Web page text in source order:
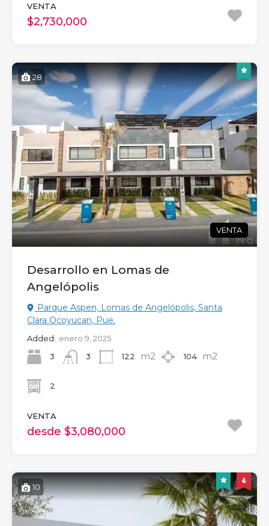
VENTA
$2,730,000
28
VENTA
Desarrollo en Lomas de
Angelópolis
Parque Aspen, Lomas de Angelópolis, Santa
Clara Ocoyucan, Pue.
Added: enero 9, 2025
3
3 122 m2 104 m2
2
VENTA
desde $3,080,000
10